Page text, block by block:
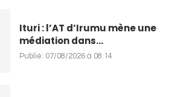
Ituri : l’AT d’Irumu mène une
médiation dans...
Publié: 07/08/2026 à 08:14